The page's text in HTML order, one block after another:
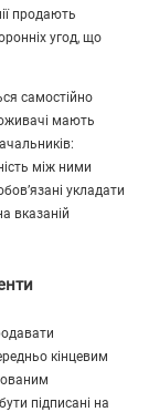
продають
угод, що
самостійно
мають
між ними
укладати
вказаній
кінцевим
підписані на